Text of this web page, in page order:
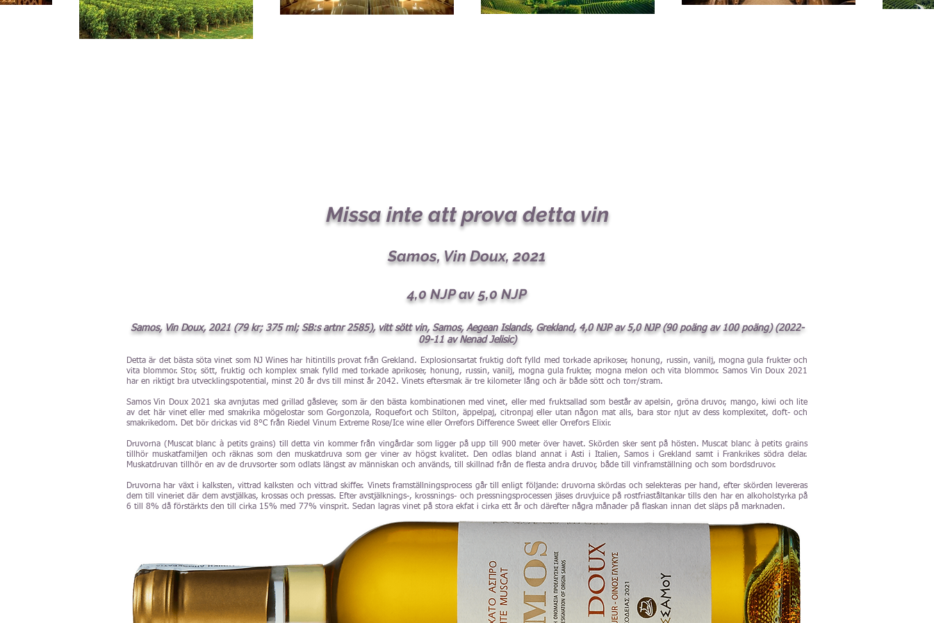
Missa inte att prova detta vin
Samos, Vin Doux, 2021
4,0 NJP av 5,0 NJP
Samos, Vin Doux, 2021 (79 kr; 375 ml; SB:s artnr 2585), vitt sött vin, Samos, Aegean Islands, Grekland, 4,0 NJP av 5,0 NJP (90 poäng av 100 poäng) (2022-
09-11 av Nenad Jelisic)
Detta är det bästa söta vinet som NJ Wines har hitintills provat från Grekland. Explosionsartat fruktig doft fylld med torkade aprikoser, honung, russin, vanilj, mogna gula frukter och
vita blommor. Stor, sött, fruktig och komplex smak fylld med torkade aprikoser, honung, russin, vanilj, mogna gula frukter, mogna melon och vita blommor. Samos Vin Doux 2021
har en riktigt bra utvecklingspotential, minst 20 år dvs till minst år 2042. Vinets eftersmak är tre kilometer lång och är både sött och torr/stram.
Samos Vin Doux 2021 ska avnjutas med grillad gåslever, som är den bästa kombinationen med vinet, eller med fruktsallad som består av apelsin, gröna druvor, mango, kiwi och lite
av det här vinet eller med smakrika mögelostar som Gorgonzola, Roquefort och Stilton, äppelpaj, citronpaj eller utan någon mat alls, bara stor njut av dess komplexitet, doft- och
smakrikedom. Det bör drickas vid 8°C från Riedel Vinum Extreme Rose/Ice wine eller Orrefors Difference Sweet eller Orrefors Elixir.
Druvorna (Muscat blanc à petits grains) till detta vin kommer från vingårdar som ligger på upp till 900 meter över havet. Skörden sker sent på hösten. Muscat blanc à petits grains
tillhör muskatfamiljen och räknas som den muskatdruva som ger viner av högst kvalitet. Den odlas bland annat i Asti i Italien, Samos i Grekland samt i Frankrikes södra delar.
Muskatdruvan tillhör en av de druvsorter som odlats längst av människan och används, till skillnad från de flesta andra druvor, både till vinframställning och som bordsdruvor.
Druvorna har växt i kalksten, vittrad kalksten och vittrad skiffer. Vinets framställningsprocess går till enligt följande: druvorna skördas och selekteras per hand, efter skörden levereras
dem till vineriet där dem avstjälkas, krossas och pressas. Efter avstjälknings-, krossnings- och pressningsprocessen jäses druvjuice på rostfriaståltankar tills den har en alkoholstyrka på
6 till 8% då förstärkts den till cirka 15% med 77% vinsprit. Sedan lagras vinet på stora ekfat i cirka ett år och därefter några månader på flaskan innan det släps på marknaden.